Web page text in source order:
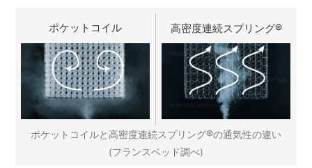
ポケットコイル 高密度連続スプリング®
ポケットコイルと高密度連続スプリング®の通気性の違い
(フランスベッド調べ)